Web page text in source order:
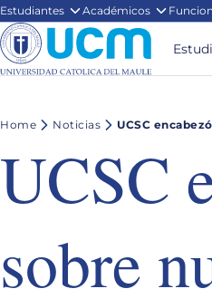
Estudiantes Académicos
Home Noticias UCSC
UCSC
sobre